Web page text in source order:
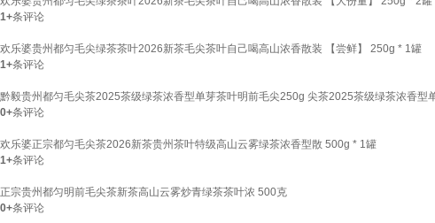
1+条评论
欢乐婆贵州都匀毛尖绿茶茶叶2026新茶毛尖茶叶自己喝高山浓香散装 【尝鲜】 250g * 1罐
1+条评论
黔毅贵州都匀毛尖茶2025茶级绿茶浓香型单芽茶叶明前毛尖250g 尖茶2025茶级绿茶浓香型
0+条评论
欢乐婆正宗都匀毛尖茶2026新茶贵州茶叶特级高山云雾绿茶浓香型散 500g * 1罐
1+条评论
正宗贵州都匀明前毛尖茶新茶高山云雾炒青绿茶茶叶浓 500克
0+条评论